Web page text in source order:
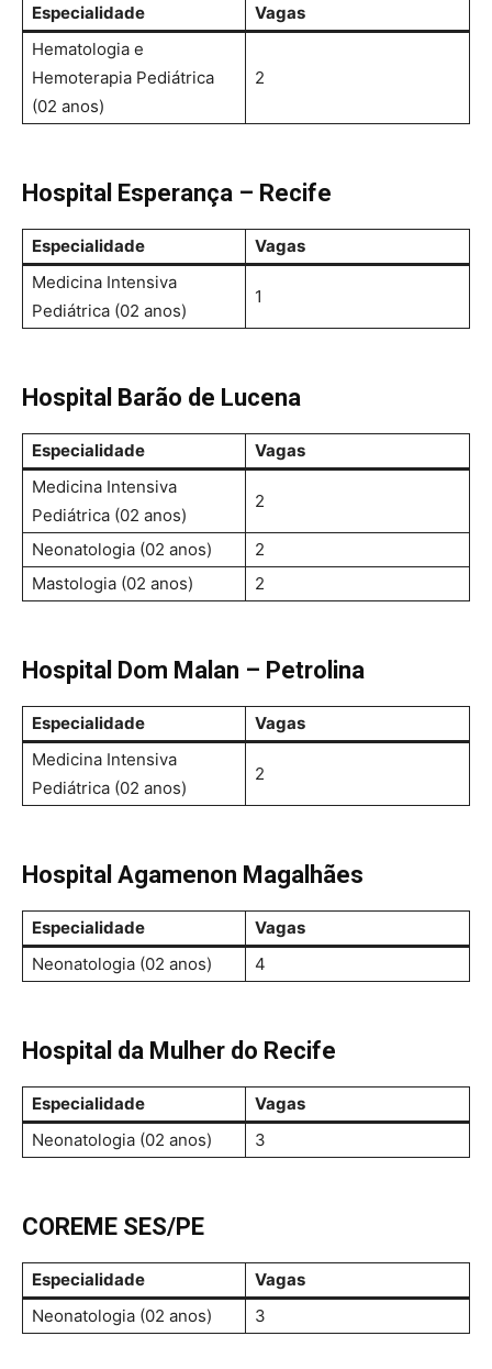
Especialidade
Vagas
Hematologia e
Hemoterapia Pediátrica
(02 anos)
2
Hospital Esperança – Recife
Especialidade
Vagas
Medicina Intensiva
Pediátrica (02 anos)
1
Hospital Barão de Lucena
Especialidade
Vagas
Medicina Intensiva
Pediátrica (02 anos)
2
Neonatologia (02 anos)
2
Mastologia (02 anos)
2
Hospital Dom Malan – Petrolina
Especialidade
Vagas
Medicina Intensiva
Pediátrica (02 anos)
2
Hospital Agamenon Magalhães
Especialidade
Vagas
Neonatologia (02 anos)
4
Hospital da Mulher do Recife
Especialidade
Vagas
Neonatologia (02 anos)
3
COREME SES/PE
Especialidade
Vagas
Neonatologia (02 anos)
3